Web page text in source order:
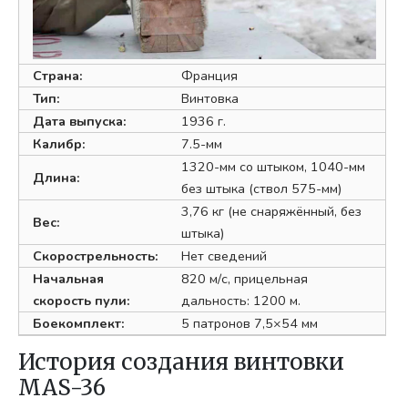
Страна:
Франция
Тип:
Винтовка
Дата выпуска:
1936 г.
Калибр:
7.5-мм
Длина:
1320-мм со штыком, 1040-мм
без штыка (ствол 575-мм)
Вес:
3,76 кг (не снаряжённый, без
штыка)
Скорострельность:
Нет сведений
Начальная
скорость пули:
820 м/с, прицельная
дальность: 1200 м.
Боекомплект:
5 патронов 7,5×54 мм
История создания винтовки
MAS-36